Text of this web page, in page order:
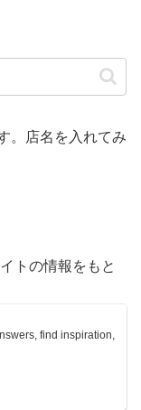
。店名を入れてみ
トの情報をもと
find inspiration,